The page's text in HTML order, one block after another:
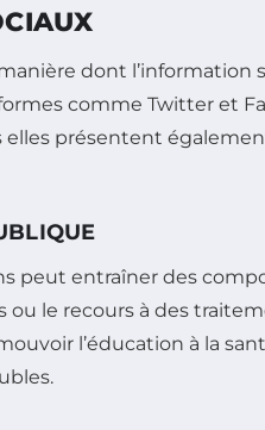
dont l’information
comme Twitter et
présentent
peut entraîner des
ou le recours à des
l’éducation à la